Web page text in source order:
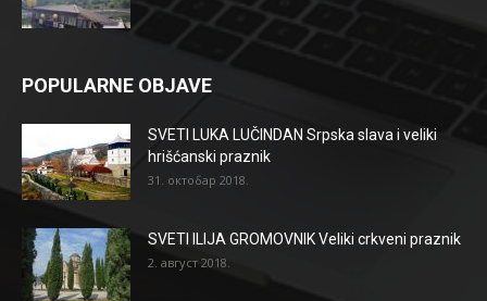
POPULARNE OBJAVE
SVETI LUKA LUČINDAN Srpska slava i veliki
hrišćanski praznik
31. октобар 2018.
SVETI ILIJA GROMOVNIK Veliki crkveni praznik
2. август 2018.